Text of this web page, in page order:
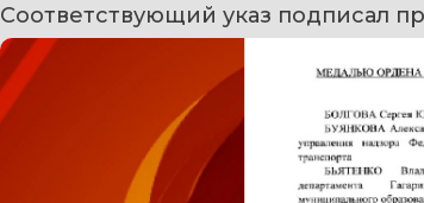
Соответствующий указ подписал